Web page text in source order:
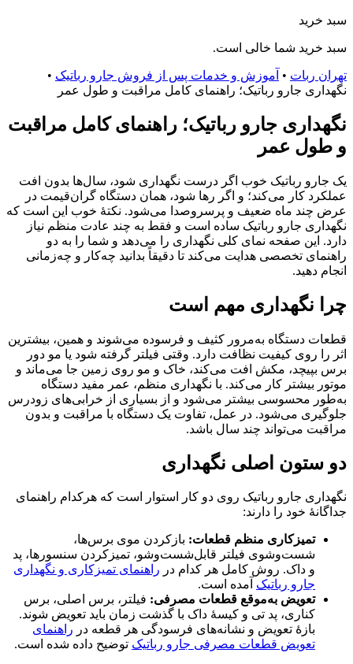
سبد خرید
سبد خرید شما خالی است.
تهران ربات • آموزش و خدمات پس از فروش جارو رباتیک •
نگهداری جارو رباتیک؛ راهنمای کامل مراقبت و طول عمر
نگهداری جارو رباتیک؛ راهنمای کامل مراقبت
و طول عمر
یک جارو رباتیک خوب اگر درست نگهداری شود، سال‌ها بدون افت
عملکرد کار می‌کند؛ و اگر رها شود، همان دستگاه گران‌قیمت در
عرض چند ماه ضعیف و پرسر‌و‌صدا می‌شود. نکتهٔ خوب این است که
نگهداری جارو رباتیک ساده است و فقط به چند عادت منظم نیاز
دارد. این صفحه نمای کلی نگهداری را می‌دهد و شما را به دو
راهنمای تخصصی هدایت می‌کند تا دقیقاً بدانید چه‌کار و چه‌زمانی
انجام دهید.
چرا نگهداری مهم است
قطعات دستگاه به‌مرور کثیف و فرسوده می‌شوند و همین، بیشترین
اثر را روی کیفیت نظافت دارد. وقتی فیلتر گرفته شود یا مو دور
برس بپیچد، مکش افت می‌کند، خاک و مو روی زمین جا می‌ماند و
موتور بیشتر کار می‌کند. با نگهداری منظم، عمر مفید دستگاه
به‌طور محسوسی بیشتر می‌شود و از بسیاری از خرابی‌های زودرس
جلوگیری می‌شود. در عمل، تفاوت یک دستگاه با مراقبت و بدون
مراقبت می‌تواند چند سال باشد.
دو ستون اصلی نگهداری
نگهداری جارو رباتیک روی دو کار استوار است که هرکدام راهنمای
جداگانهٔ خود را دارند:
تمیزکاری منظم قطعات: بازکردن موی برس‌ها،
شست‌وشوی فیلتر قابل‌شست‌وشو، تمیزکردن سنسورها، پد
و داک. روش کامل هر کدام در راهنمای تمیزکاری و نگهداری
جارو رباتیک آمده است.
تعویض به‌موقع قطعات مصرفی: فیلتر، برس اصلی، برس
کناری، پد تی و کیسهٔ داک با گذشت زمان باید تعویض شوند.
بازهٔ تعویض و نشانه‌های فرسودگی هر قطعه در راهنمای
تعویض قطعات مصرفی جارو رباتیک توضیح داده شده است.